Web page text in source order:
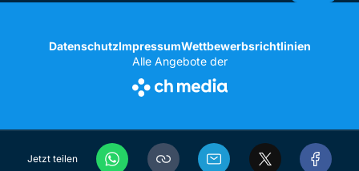
Jetzt teilen
DatenschutzImpressumWettbewerbsrichtlinien
Alle Angebote der